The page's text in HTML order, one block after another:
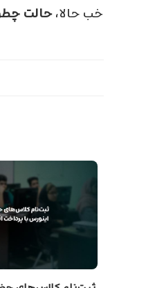
خب حالا،حالت